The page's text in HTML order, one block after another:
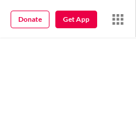
Get App
Donate